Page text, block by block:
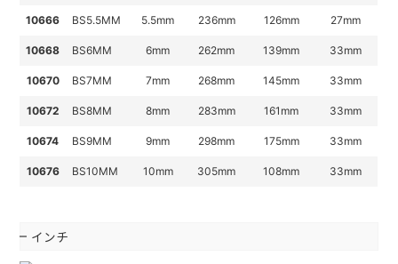
10666 BS5.5MM 5.5mm 236mm 126mm 27mm
10668 BS6MM 6mm 262mm 139mm 33mm
10670 BS7MM 7mm 268mm 145mm 33mm
10672 BS8MM 8mm 283mm 161 mm 33mm
10674 BS9MM 9mm 298mm 175mm 33mm
10676 BS10MM 10mm 305mm 108mm 33mm
インチ